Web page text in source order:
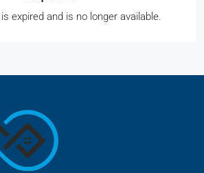
expired and is no longer available.